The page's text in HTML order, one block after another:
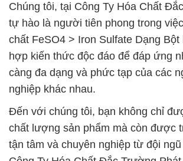
Chúng tôi, tại Công Ty Hóa Chất
tự hào là người tiên phong trong
chất FeSO4 > Iron Sulfate Dạng Bột
hợp kiến thức độc đáo để đáp ứng
càng đa dạng và phức tạp của các
nghiệp khác nhau.
Đến với chúng tôi, bạn không chỉ
chất lượng sản phẩm mà còn được
tận tâm và chuyên nghiệp từ đội